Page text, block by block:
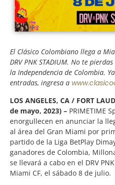
El Clásico Colombiano llega a
DRV PNK STADIUM. No te
la Independencia de Colombia.
entradas, ingresa a
LOS ANGELES, CA / FORT
de mayo, 2023) – PRIMETIME
enorgullecen en anunciar la
al área del Gran Miami por
partido de la Liga BetPlay
ganadores de Colombia,
se llevará a cabo en el DRV
Miami CF, el sábado 8 de julio.